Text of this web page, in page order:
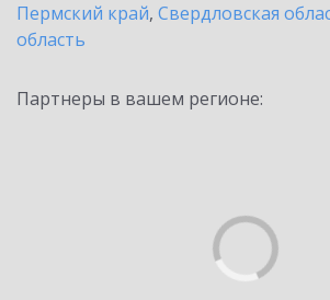
Пермский край, Свердловская
область
Партнеры в вашем регионе: